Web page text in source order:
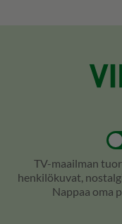
TV-maailman
henkilökuvat,
Nappaa oma